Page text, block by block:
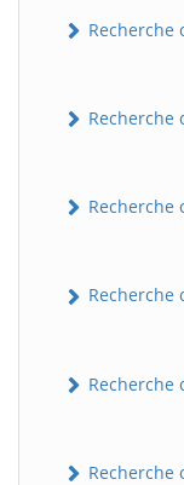
Recherche
Recherche
Recherche
Recherche
Recherche
Recherche